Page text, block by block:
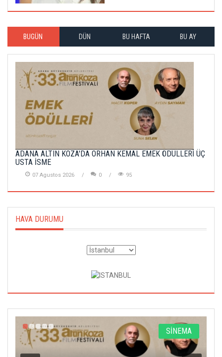
BUGÜN DÜN BU HAFTA BU AY
ADANA ALTIN KOZA'DA ORHAN KEMAL EMEK ÖDÜLLERİ ÜÇ
USTA İSME
07 Agustos 2026 0 95
HAVA DURUMU
SİNEMA